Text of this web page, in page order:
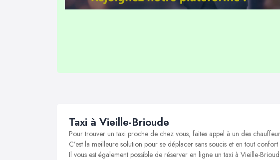
Taxi à Vieille-Brioude
Pour trouver un taxi proche de chez vous, faites appel à un des
C’est la meilleure solution pour se déplacer sans soucis et en tout
Il vous est également possible de réserver en ligne un taxi à Vieille-